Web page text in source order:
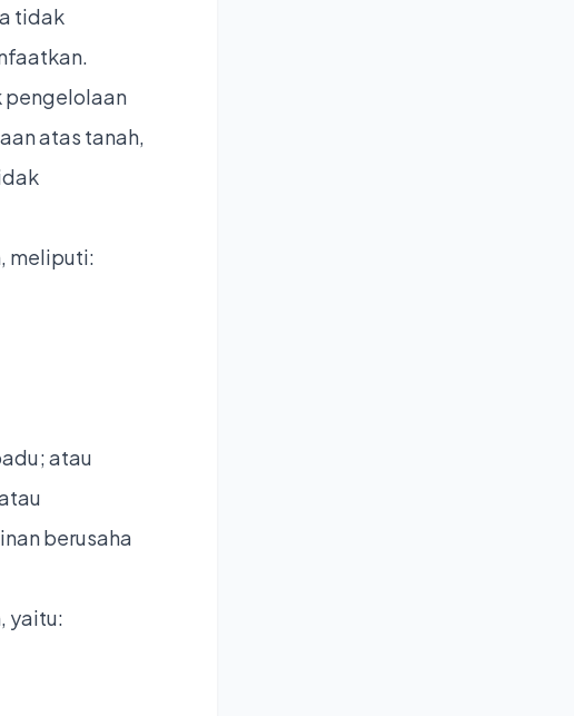
tidak
pengelolaan
atas tanah,
meliputi:
atau
berusaha
yaitu: